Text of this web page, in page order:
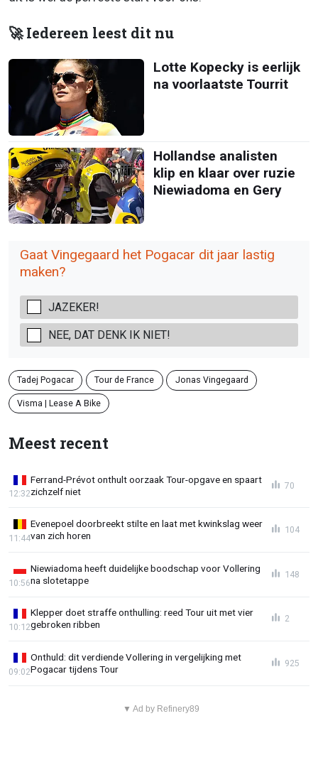
🚀 Iedereen leest dit nu
Lotte Kopecky is eerlijk
na voorlaatste Tourrit
Hollandse analisten
klip en klaar over ruzie
Niewiadoma en Gery
Gaat Vingegaard het Pogacar dit jaar lastig
maken?
JAZEKER!
NEE, DAT DENK IK NIET!
Tadej Pogacar Tour de France Jonas Vingegaard
Visma | Lease A Bike
Meest recent
Ferrand-Prévot onthult oorzaak Tour-opgave en spaart
zichzelf niet
12:32
70
Evenepoel doorbreekt stilte en laat met kwinkslag weer
van zich horen
11:44
104
Niewiadoma heeft duidelijke boodschap voor Vollering
na slotetappe
10:56
148
Klepper doet straffe onthulling: reed Tour uit met vier
gebroken ribben
10:12
2
Onthuld: dit verdiende Vollering in vergelijking met
Pogacar tijdens Tour
09:02
925
▼ Ad by Refinery89